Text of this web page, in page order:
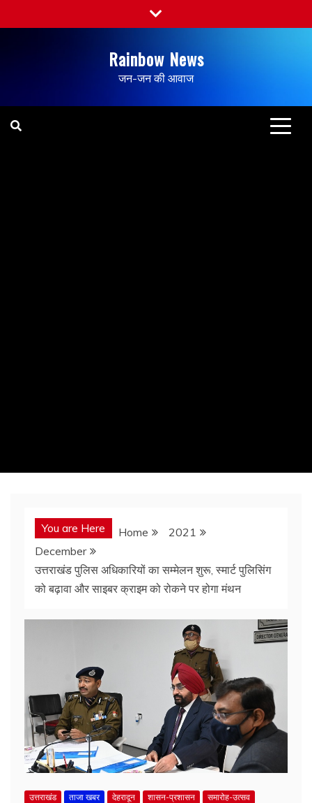
Rainbow News
जन-जन की आवाज
You are Here Home
2021
December
उत्तराखंड पुलिस अधिकारियों का सम्मेलन शुरू, स्मार्ट पुलिसिंग
को बढ़ावा और साइबर क्राइम को रोकने पर होगा मंथन
उत्तराखंड ताजा खबर देहरादून शासन-प्रशासन समारोह-उत्सव